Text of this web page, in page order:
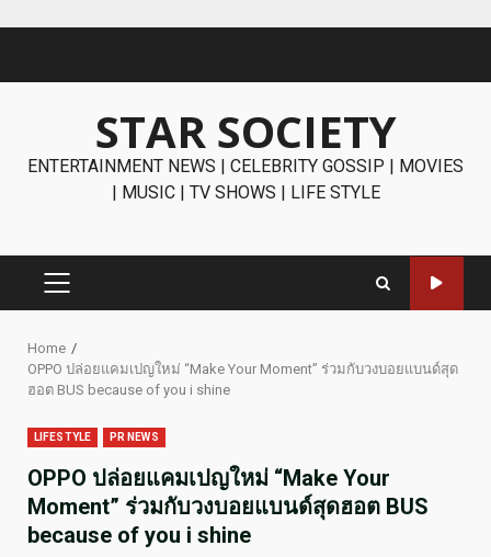
STAR SOCIETY
ENTERTAINMENT NEWS | CELEBRITY GOSSIP | MOVIES
| MUSIC | TV SHOWS | LIFE STYLE
PRIMARY
Home
OPPO ปล่อยแคมเปญใหม่ “Make Your Moment” ร่วมกับวงบอยแบนด์สุด
ฮอต BUS because of you i shine
LIFESTYLE PR NEWS
OPPO ปล่อยแคมเปญใหม่ “Make Your
Moment” ร่วมกับวงบอยแบนด์สุดฮอต BUS
because of you i shine